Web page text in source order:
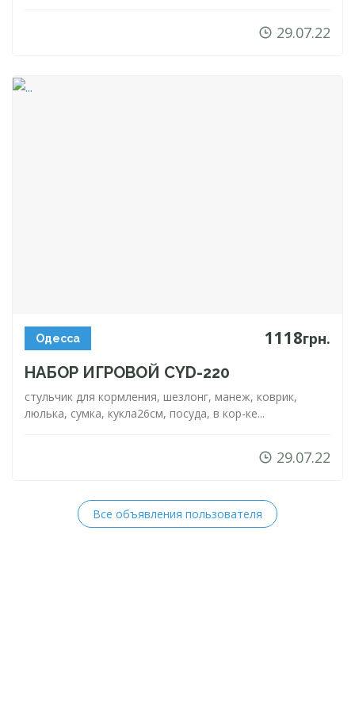
29.07.22
Одесса 1118грн.
НАБОР ИГРОВОЙ CYD-220
стульчик для кормления, шезлонг, манеж, коврик,
люлька, сумка, кукла26см, посуда, в кор-ке...
29.07.22
Все объявления пользователя